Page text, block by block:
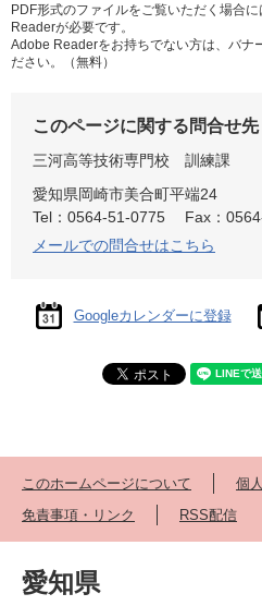
PDF形式のファイルをご覧いただく場合
Readerが必要です。
Adobe Readerをお持ちでない方は、バナ
ださい。（無料）
このページに関する問合せ先
三河高等技術専門校
訓練課
愛知県岡崎市美合町平端24
Tel：0564-51-0775
Fax：
メールでの問合せはこちら
Googleカレンダーに登録
このホームページについて
個
免責事項・リンク
RSS配信
愛知県